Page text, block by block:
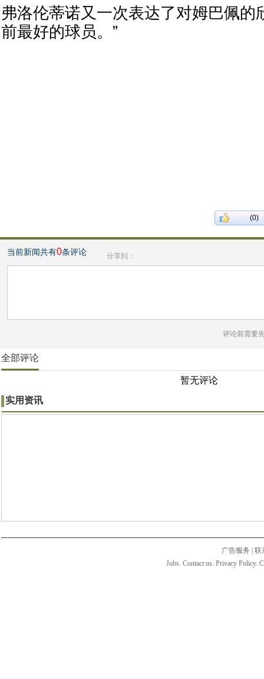
弗洛伦蒂诺又一次表达了对姆巴佩的
前最好的球员。”
(0)
当前新闻共有0条评论 分享到：
评论前需要
全部评论
暂无评论
实用资讯
广告服务
联
Jobs. Contact us. Privacy Policy.